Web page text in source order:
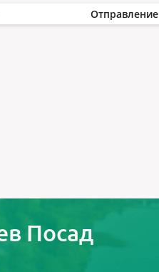
Отправление
Посад